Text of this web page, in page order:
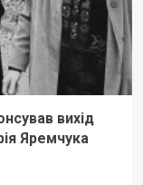
вихід
Яремчука